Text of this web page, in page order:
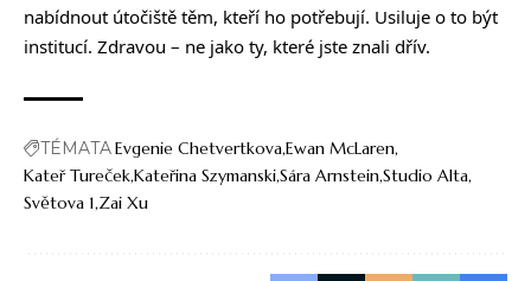
nabídnout útočiště těm, kteří ho potřebují. Usiluje o to být
institucí. Zdravou – ne jako ty, které jste znali dřív.
TÉMATAEvgenie ChetvertkovaEwan McLaren
Kateř TurečekKateřina SzymanskiSára ArnsteinStudio Alta
Světova 1 Zai Xu